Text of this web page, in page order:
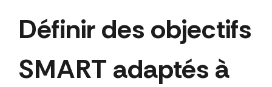
Définir des objectifs
SMART adaptés à